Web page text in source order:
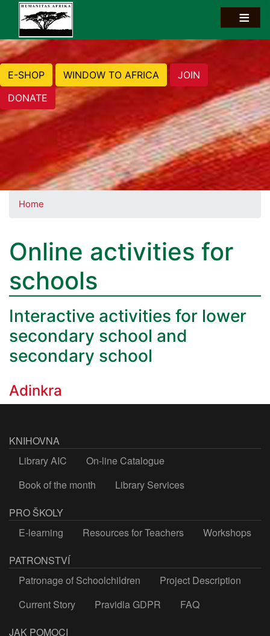
E-SHOP WINDOW TO AFRICA
JOIN
DONATE
Home
Online activities for
schools
Interactive activities for lower
secondary school and
secondary school
Adinkra
KNIHOVNA
Library AIC
On-line Catalogue
Book of the month
Library Services
PRO ŠKOLY
E-learning
Resources for Teachers
Workshops
PATRONSTVÍ
Patronage of Schoolchildren
Project Description
Current Story
Pravidla GDPR
FAQ
JAK POMOCI